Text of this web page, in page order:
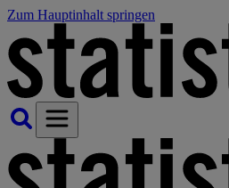
Zum Hauptinhalt springen